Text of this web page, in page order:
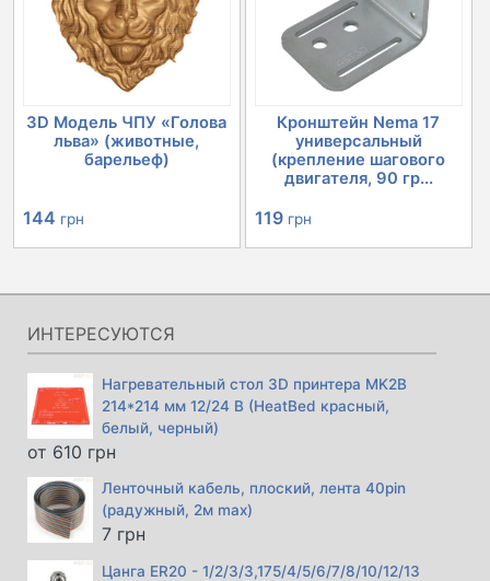
3D Модель ЧПУ «Голова
льва» (животные,
барельеф)
144 грн
Кронштейн Nema 17
универсальный
(крепление шагового
двигателя, 90 гр...
119 грн
ИНТЕРЕСУЮТСЯ
Нагревательный стол 3D принтера MK2B
214*214 мм 12/24 В (HeatBed красный,
белый, черный)
от 610 грн
Ленточный кабель, плоский, лента 40pin
(радужный, 2м max)
7 грн
Цанга ER20 - 1/2/3/3,175/4/5/6/7/8/10/12/13